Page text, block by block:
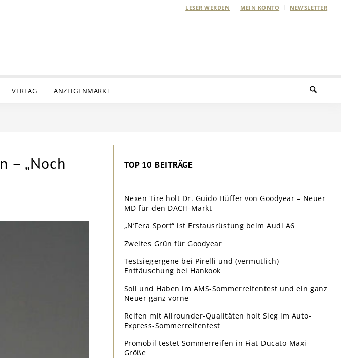
LESER WERDEN MEIN KONTO NEWSLETTER
VERLAG ANZEIGENMARKT
– „Noch
TOP 10 BEITRÄGE
Nexen Tire holt Dr. Guido Hüffer von Goodyear – Neuer
MD für den DACH-Markt
„N’Fera Sport“ ist Erstausrüstung beim Audi A6
Zweites Grün für Goodyear
Testsiegergene bei Pirelli und (vermutlich)
Enttäuschung bei Hankook
Soll und Haben im AMS-Sommerreifentest und ein ganz
Neuer ganz vorne
Reifen mit Allrounder-Qualitäten holt Sieg im Auto-
Express-Sommerreifentest
Promobil testet Sommerreifen in Fiat-Ducato-Maxi-
Größe